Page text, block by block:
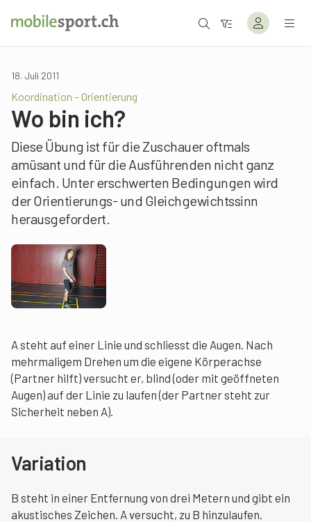
18. Juli 2011
Koordination – Orientierung
Wo bin ich?
Diese Übung ist für die Zuschauer oftmals
amüsant und für die Ausführenden nicht ganz
einfach. Unter erschwerten Bedingungen wird
der Orientierungs- und Gleichgewichtssinn
herausgefordert.
A steht auf einer Linie und schliesst die Augen. Nach
mehrmaligem Drehen um die eigene Körperachse
(Partner hilft) versucht er, blind (oder mit geöffneten
Augen) auf der Linie zu laufen (der Partner steht zur
Sicherheit neben A).
Variation
B steht in einer Entfernung von drei Metern und gibt ein
akustisches Zeichen. A versucht, zu B hinzulaufen.